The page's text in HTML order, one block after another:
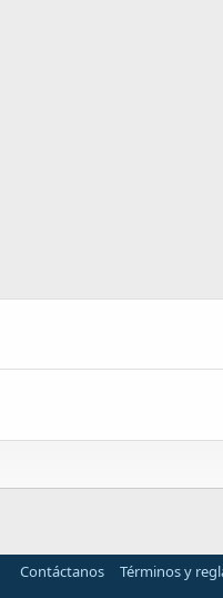
Contáctanos Términos y